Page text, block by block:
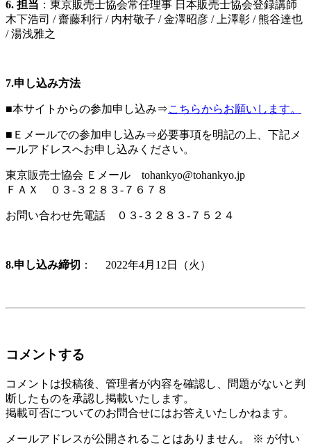
6. 担当 ：東京販売士協会常任理事 日本販売士協会登録講師
木下浩司 / 齋藤利行 / 内村敬子 / 金澤昭彦 / 上澤彰 / 熊谷達也
/ 湯浅雅之
7.申し込み方法
■本サイトからの参加申し込み⇒こちらからお願いします。
■Ｅメールでの参加申し込み⇒必要事項を明記の上、下記メ
ールアドレスへお申し込みください。
東京販売士協会 Ｅメール tohankyo@tohankyo.jp
ＦＡＸ ０３‐３２８３‐７６７８
お問い合わせ先電話 ０３‐３２８３‐７５２４
8.申し込み締切 ： 2022年4月12日（火）
コメントする
コメントは投稿後、管理者が内容を確認し、問題がないと判
断したものを承認し掲載いたします。
掲載可否についてのお問合せにはお答えいたしかねます。
メールアドレスが公開されることはありません。 ※ が付い